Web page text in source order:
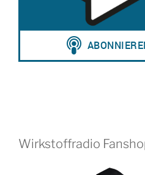
Wirkstoffradio